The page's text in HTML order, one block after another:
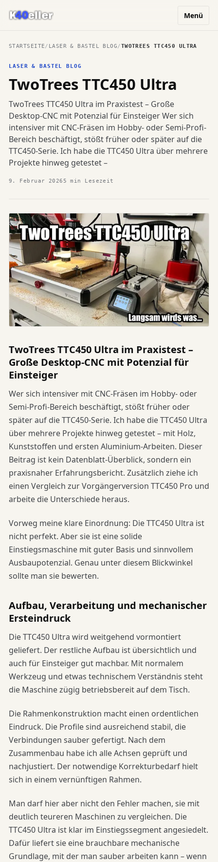
Menü
STARTSEITE/ LASER & BASTEL BLOG/TWOTREES TTC450 ULTRA
LASER & BASTEL BLOG
TwoTrees TTC450 Ultra
TwoTrees TTC450 Ultra im Praxistest – Große
Desktop-CNC mit Potenzial für Einsteiger Wer sich
intensiver mit CNC-Fräsen im Hobby- oder Semi-Profi-
Bereich beschäftigt, stößt früher oder später auf die
TTC450-Serie. Ich habe die TTC450 Ultra über mehrere
Projekte hinweg getestet –
9. Februar 20265 min Lesezeit
TwoTrees TTC450 Ultra im Praxistest –
Große Desktop-CNC mit Potenzial für
Einsteiger
Wer sich intensiver mit CNC-Fräsen im Hobby- oder
Semi-Profi-Bereich beschäftigt, stößt früher oder
später auf die TTC450-Serie. Ich habe die TTC450 Ultra
über mehrere Projekte hinweg getestet – mit Holz,
Kunststoffen und ersten Aluminium-Arbeiten. Dieser
Beitrag ist kein Datenblatt-Überblick, sondern ein
praxisnaher Erfahrungsbericht. Zusätzlich ziehe ich
einen Vergleich zur Vorgängerversion TTC450 Pro und
arbeite die Unterschiede heraus.
Vorweg meine klare Einordnung: Die TTC450 Ultra ist
nicht perfekt. Aber sie ist eine solide
Einstiegsmaschine mit guter Basis und sinnvollem
Ausbaupotenzial. Genau unter diesem Blickwinkel
sollte man sie bewerten.
Aufbau, Verarbeitung und mechanischer
Ersteindruck
Die TTC450 Ultra wird weitgehend vormontiert
geliefert. Der restliche Aufbau ist übersichtlich und
auch für Einsteiger gut machbar. Mit normalem
Werkzeug und etwas technischem Verständnis steht
die Maschine zügig betriebsbereit auf dem Tisch.
Die Rahmenkonstruktion macht einen ordentlichen
Eindruck. Die Profile sind ausreichend stabil, die
Verbindungen sauber gefertigt. Nach dem
Zusammenbau habe ich alle Achsen geprüft und
nachjustiert. Der notwendige Korrekturbedarf hielt
sich in einem vernünftigen Rahmen.
Man darf hier aber nicht den Fehler machen, sie mit
deutlich teureren Maschinen zu vergleichen. Die
TTC450 Ultra ist klar im Einstiegssegment angesiedelt.
Dafür liefert sie eine brauchbare mechanische
Grundlage, mit der man sauber arbeiten kann – wenn